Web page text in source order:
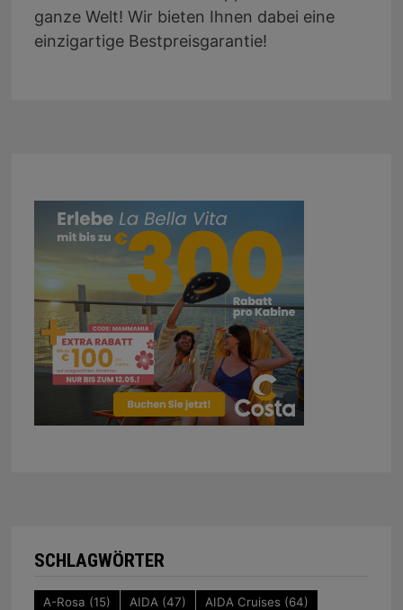
ganze Welt! Wir bieten Ihnen dabei eine
einzigartige Bestpreisgarantie!
SCHLAGWÖRTER
A-Rosa (15) AIDA (47) AIDA Cruises (64)